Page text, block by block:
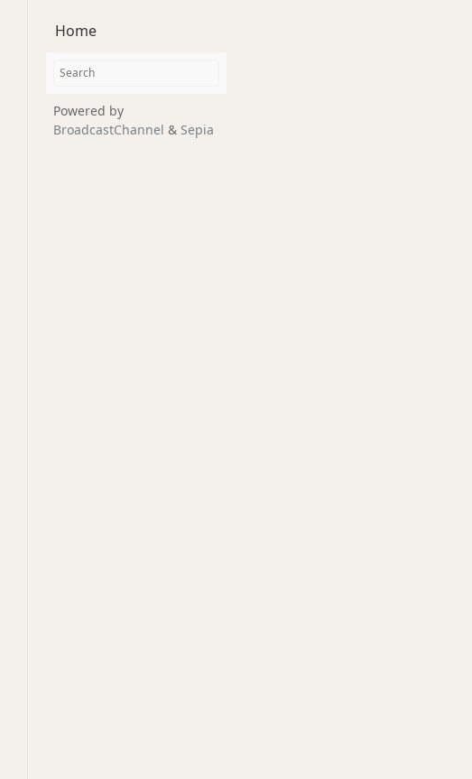
Home
Powered by
BroadcastChannel & Sepia